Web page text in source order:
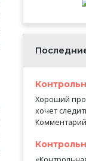
Хороший
хочет